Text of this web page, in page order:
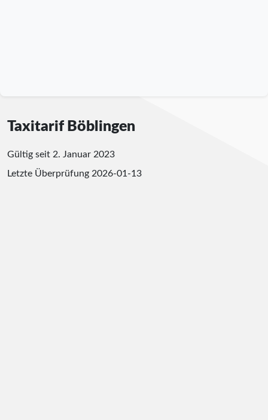
Taxitarif Böblingen
Gültig seit 2. Januar 2023
Letzte Überprüfung 2026-01-13